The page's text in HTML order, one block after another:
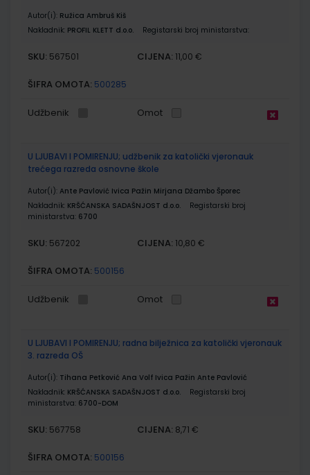
Autor(i): Ružica Ambruš Kiš
Nakladnik: PROFIL KLETT d.o.o. Registarski broj ministarstva:
SKU: 567501 CIJENA: 11,00 €
ŠIFRA OMOTA: 500285
Udžbenik Omot
U LJUBAVI I POMIRENJU; udžbenik za katolički vjeronauk
trećega razreda osnovne škole
Autor(i): Ante Pavlović Ivica Pažin Mirjana Džambo Šporec
Nakladnik: KRŠĆANSKA SADAŠNJOST d.o.o.
Registarski broj
ministarstva: 6700
SKU: 567202 CIJENA: 10,80 €
ŠIFRA OMOTA: 500156
Udžbenik Omot
U LJUBAVI I POMIRENJU; radna bilježnica za katolički vjeronauk
3. razreda OŠ
Autor(i): Tihana Petković Ana Volf Ivica Pažin Ante Pavlović
Nakladnik: KRŠĆANSKA SADAŠNJOST d.o.o.
Registarski broj
ministarstva: 6700-DOM
SKU: 567758 CIJENA: 8,71 €
ŠIFRA OMOTA: 500156